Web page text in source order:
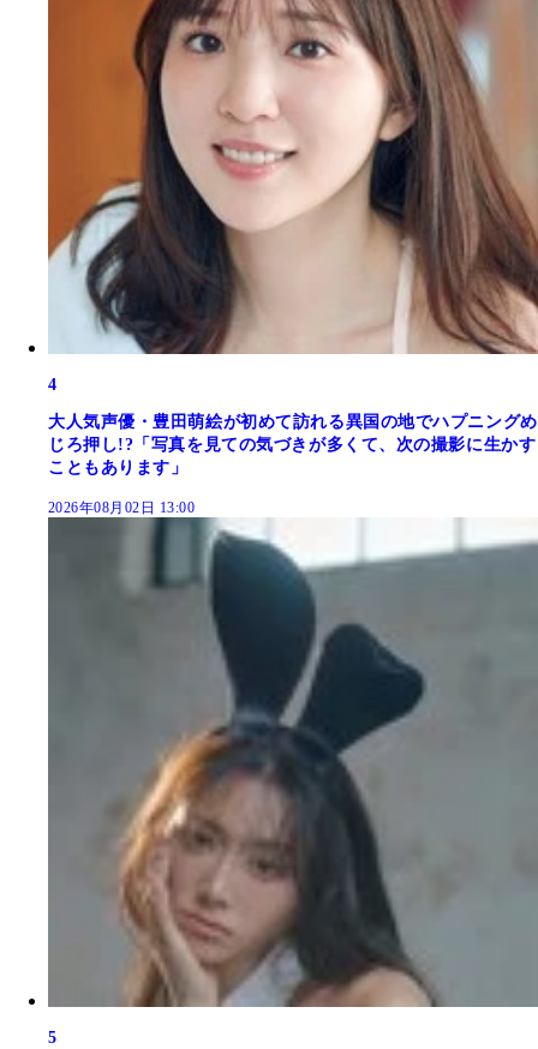
4
大人気声優・豊田萌絵が初めて訪れる異国の地でハプニングめ
じろ押し!?「写真を見ての気づきが多くて、次の撮影に生かす
こともあります」
2026年08月02日 13:00
5